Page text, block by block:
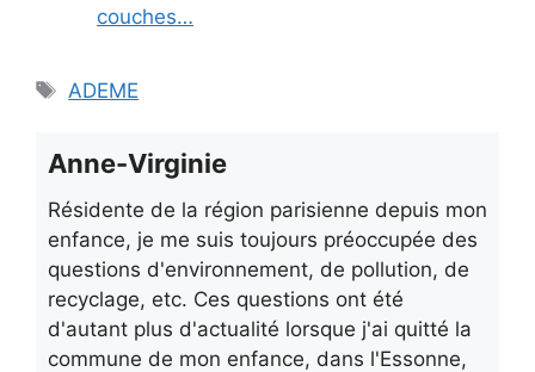
couches…
Étiquettes
ADEME
Anne-Virginie
Résidente de la région parisienne depuis mon
enfance, je me suis toujours préoccupée des
questions d'environnement, de pollution, de
recyclage, etc. Ces questions ont été
d'autant plus d'actualité lorsque j'ai quitté la
commune de mon enfance, dans l'Essonne,